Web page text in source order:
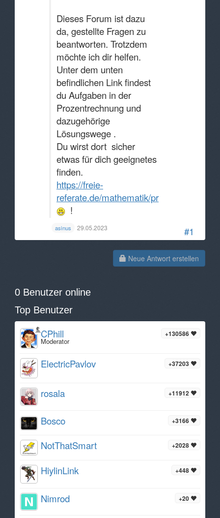
#1
Dieses Forum ist dazu
da, gestellte Fragen zu
beantworten. Trotzdem
möchte ich dir helfen.
Unter dem unten
befindlichen Link findest
du Aufgaben in der
Prozentrechnung und
dazugehörige
Lösungswege .
Du wirst dort sicher
etwas für dich geeignetes
finden.
https://freie-
referate.de/mathematik/prozentrechnung
!
asinus 29.05.2023
Neue Antwort erstellen
0 Benutzer online
Top Benutzer
+130586
CPhill
Moderator
+37203
ElectricPavlov
+11912
rosala
+3166
Bosco
+2028
NotThatSmart
+448
HiylinLink
+20
Nimrod